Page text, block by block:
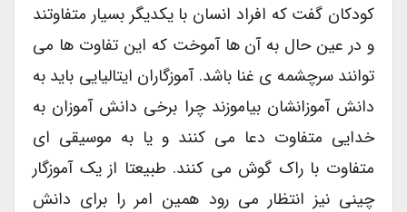
کودکان گفت که افراد انسان با یکدیگر بسیار متفاوتند
و در عین حال به آن ها آموخت که این تفاوت ها می
توانند سرچشمه ی غنا باشد. آموزگاران ایتالیایی باید به
دانش آموزانشان بیاموزند چرا برخی دانش آموزان به
خدایی متفاوت دعا می کنند و یا به موسیقی ای
متفاوت با راک گوش می کنند. طبیعتا از یک آموزگار
چینی نیز انتظار می رود همین امر را برای دانش